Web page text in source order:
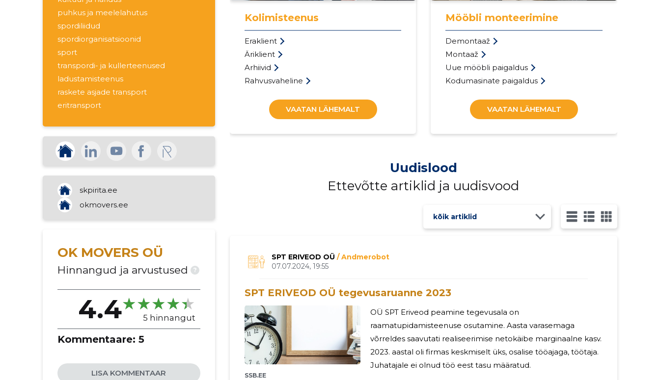
puhkus ja meelelahutus
spordiliidud
spordiorganisatsioonid
sport
transpordi- ja kullerteenused
ladustamisteenus
raskete asjade transport
eritransport
raamatupidamine
kolimisteenused
skpirita.ee
okmovers.ee
OK MOVERS OÜ
Hinnangud ja arvustused ?
4.4 5 hinnangut
Kommentaare: 5
LISA KOMMENTAAR
Kolimisteenus
Eraklient
Äriklient
Arhiivid
Rahvusvaheline
VAATAN LÄHEMALT
Mööbli monteerimine
Demontaaž
Montaaž
Uue mööbli paigaldus
Kodumasinate paigaldus
VAATAN LÄHEMALT
Uudislood
Ettevõtte artiklid ja uudisvood
kõik artiklid
SPT ERIVEOD OÜ / Andmerobot
07.07.2024, 19:55
SPT ERIVEOD OÜ tegevusaruanne 2023
SSB.EE
OÜ SPT Eriveod peamine tegevusala on
raamatupidamisteenuse osutamine. Aasta varasemaga
võrreldes saavutati realiseerimise netokäibe marginaalne kasv.
2023. aastal oli firmas keskmiselt üks, osalise tööajaga, töötaja.
Juhatajale ei olnud töö eest tasu määratud.